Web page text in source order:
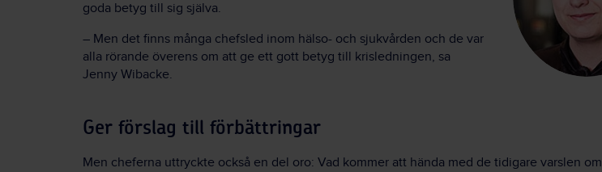
goda betyg till sig själva.
– Men det finns många chefsled inom hälso- och sjukvården och de var
alla rörande överens om att ge ett gott betyg till krisledningen, sa
Jenny Wibacke.
Ger förslag till förbättringar
Men cheferna uttryckte också en del oro: Vad kommer att hända med de tidigare varslen om